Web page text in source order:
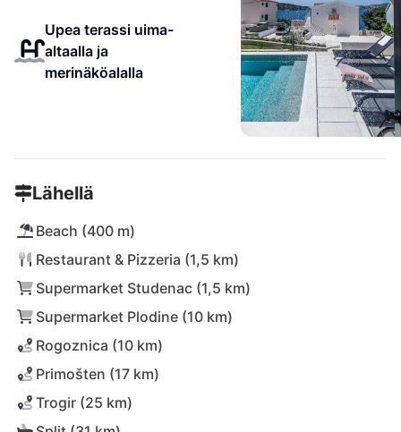
Upea terassi uima-
altaalla ja
merinäköalalla
Lähellä
Beach (400 m)
Restaurant & Pizzeria (1,5 km)
Supermarket Studenac (1,5 km)
Supermarket Plodine (10 km)
Rogoznica (10 km)
Primošten (17 km)
Trogir (25 km)